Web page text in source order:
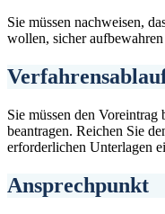
Sie müssen nachweisen,
wollen, sicher
Sie müssen den
beantragen. Reichen Sie
erforderlichen Unterlagen
Ansprechpunkt